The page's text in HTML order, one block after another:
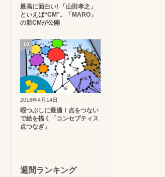
最高に面白い! 「山田孝之」
といえば“CM”。「MARO」
の新CMが公開
2018年4月14日
暇つぶしに最適！点をつない
で絵を描く「コンセプティス
点つなぎ」
10
週間ランキング